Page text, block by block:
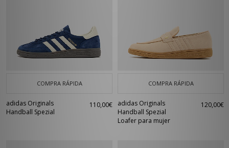
COMPRA RÁPIDA
adidas Originals
Handball Spezial
110,00€
COMPRA RÁPIDA
adidas Originals
Handball Spezial
Loafer para mujer
120,00€